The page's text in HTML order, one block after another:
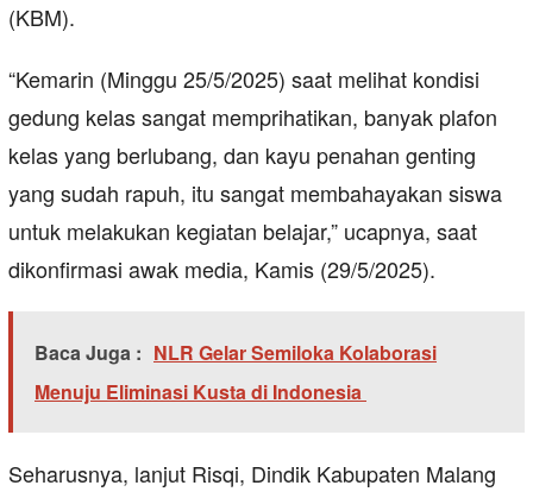
(KBM).
“Kemarin (Minggu 25/5/2025) saat melihat kondisi
gedung kelas sangat memprihatikan, banyak plafon
kelas yang berlubang, dan kayu penahan genting
yang sudah rapuh, itu sangat membahayakan siswa
untuk melakukan kegiatan belajar,” ucapnya, saat
dikonfirmasi awak media, Kamis (29/5/2025).
Baca Juga : NLR Gelar Semiloka Kolaborasi
Menuju Eliminasi Kusta di Indonesia
Seharusnya, lanjut Risqi, Dindik Kabupaten Malang